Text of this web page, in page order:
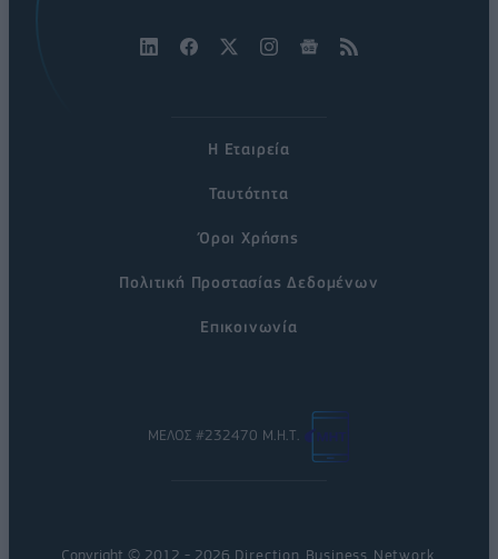
Η Εταιρεία
Ταυτότητα
Όροι Χρήσης
Πολιτική Προστασίας Δεδομένων
Επικοινωνία
ΜΕΛΟΣ #232470 Μ.Η.Τ.
Copyright © 2012 - 2026 Direction Business Network